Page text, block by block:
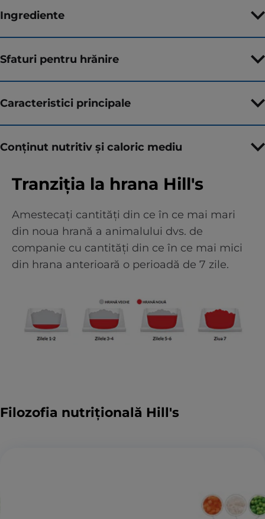
Ingrediente
Sfaturi pentru hrănire
Caracteristici principale
Conținut nutritiv și caloric mediu
Tranziția la hrana Hill's
Amestecați cantități din ce în ce mai mari
din noua hrană a animalului dvs. de
companie cu cantități din ce în ce mai mici
din hrana anterioară o perioadă de 7 zile.
Filozofia nutrițională Hill's